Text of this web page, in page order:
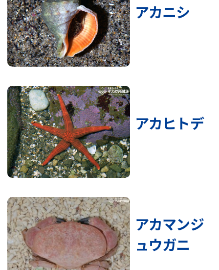
アカニシ
アカヒトデ
アカマンジ
ュウガニ